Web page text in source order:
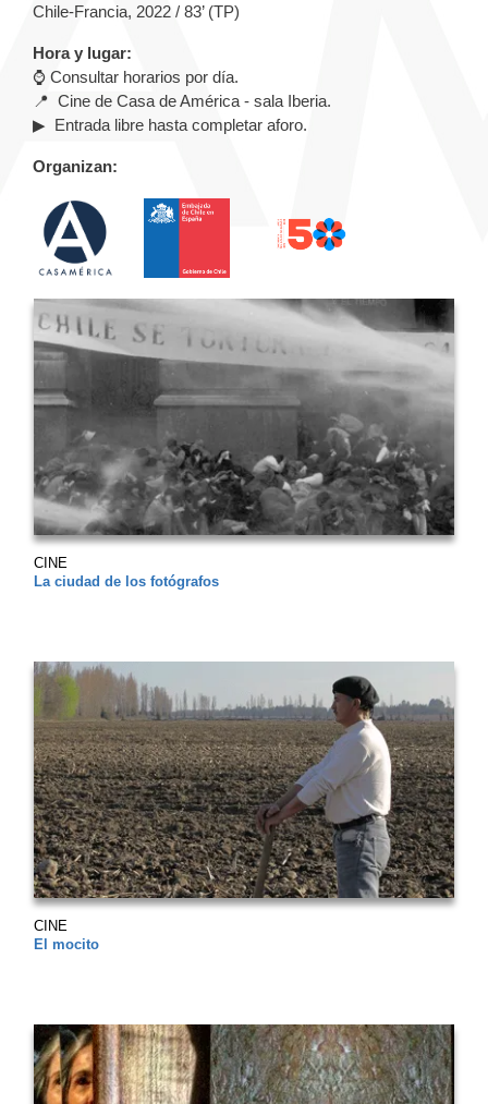
Chile-Francia, 2022 / 83’ (TP)
Hora y lugar:
⌚ Consultar horarios por día.
📍 Cine de Casa de América - sala Iberia.
▶ Entrada libre hasta completar aforo.
Organizan:
CINE
La ciudad de los fotógrafos
CINE
El mocito